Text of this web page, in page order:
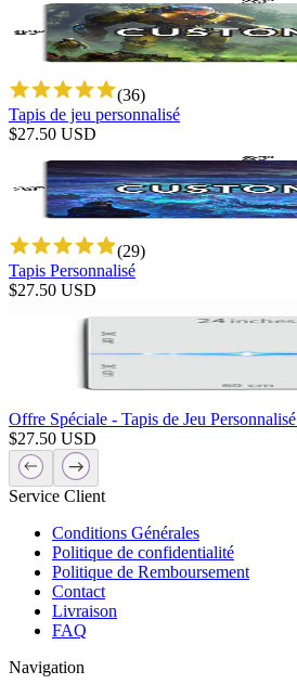
(36)
Tapis de jeu personnalisé
$27.50 USD
(29)
Tapis Personnalisé
$27.50 USD
Offre Spéciale - Tapis de Jeu
$27.50 USD
Service Client
Conditions Générales
Politique de confidentialité
Politique de Remboursement
Contact
Livraison
FAQ
Navigation